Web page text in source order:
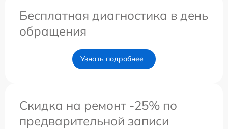
Бесплатная диагностика в день
обращения
Узнать подробнее
Скидка на ремонт -25% по
предварительной записи